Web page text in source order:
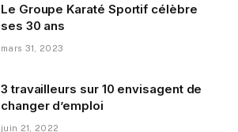
Le Groupe Karaté Sportif célèbre
ses 30 ans
mars 31, 2023
3 travailleurs sur 10 envisagent de
changer d’emploi
juin 21, 2022